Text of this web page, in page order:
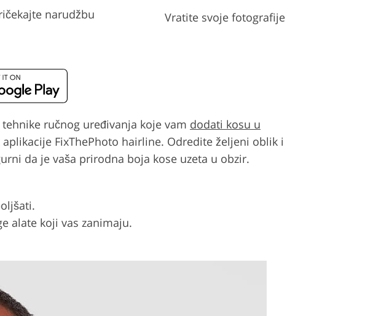
narudžbu Vratite svoje fotografije
ručnog uređivanja koje vam dodati kosu u
FixThePhoto hairline. Odredite željeni oblik i
da je vaša prirodna boja kose uzeta u obzir.
alate koji vas zanimaju.